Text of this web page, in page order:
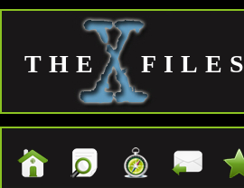
THE FILES